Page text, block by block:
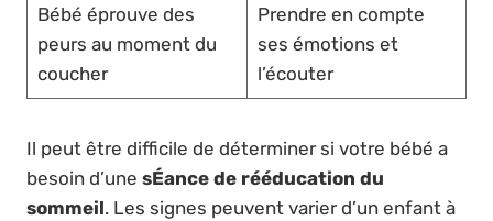
Bébé éprouve des
peurs au moment du
coucher
Prendre en compte
ses émotions et
l’écouter
Il peut être difficile de déterminer si votre bébé a
besoin d’une sÉance de rééducation du
sommeil. Les signes peuvent varier d’un enfant à